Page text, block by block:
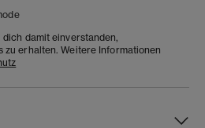
damit einverstanden,
erhalten. Weitere Informationen